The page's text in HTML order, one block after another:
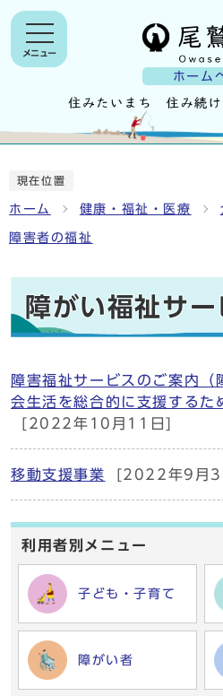
ホーム
メニュー
現在位置
ホーム 健康・福祉・医療
障害者の福祉
障がい福祉サー
障害福祉サービスのご案内（
会生活を総合的に支援するた
[2022年10月11日]
移動支援事業 [2022年9月
利用者別メニュー
子ども・子育て
障がい者